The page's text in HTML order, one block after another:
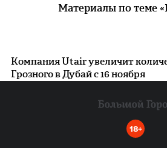
Материалы по теме
Компания Utair увеличит
Грозного в Дубай с 16 ноября
18+